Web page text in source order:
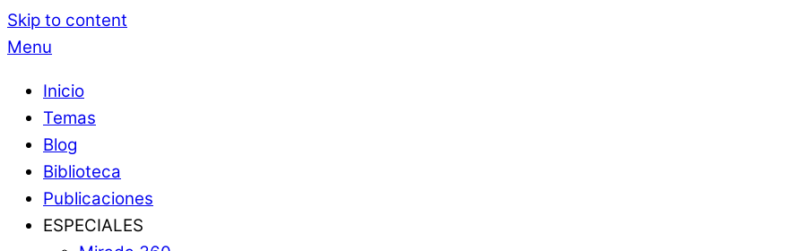
Skip to content
Menu
Inicio
Temas
Blog
Biblioteca
Publicaciones
ESPECIALES